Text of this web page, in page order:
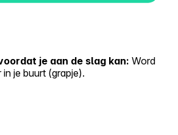
je aan de slag kan: Word
je buurt (grapje).